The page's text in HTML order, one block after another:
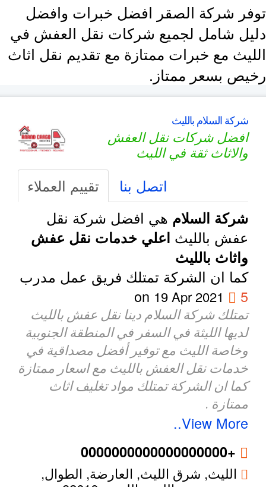
شركة الصقر افضل خبرات وافضل
شامل لجميع شركات نقل العفش في
مع خبرات ممتازة مع تقديم نقل اثاث
بسعر ممتاز.
شركة السلام بالليث
افضل شركات نقل العفش
والاثاث ثقة في الليث
تقييم العملاء اتصل بنا
شركة السلامهي افضل شركة نقل
عفش بالليثاعلي خدمات نقل عفش
واثاث بالليث
كما ان الشركة تمتلك فريق عمل مدرب
5
on
19 Apr 2021
تمتلك شركة السلام دينا نقل عفش بالليث
لديها الليثة في السفر في المنطقة الجنوبية
وخاصة الليث مع توفير أفضل مصداقية في
خدمات نقل العفش بالليث مع اسعار ممتازة
كما ان الشركة تمتلك مواد تغليف اثاث
ممتازة .
View More..
+0000000000000000000
الليث, شرق الليث, العارضة, الطوال,